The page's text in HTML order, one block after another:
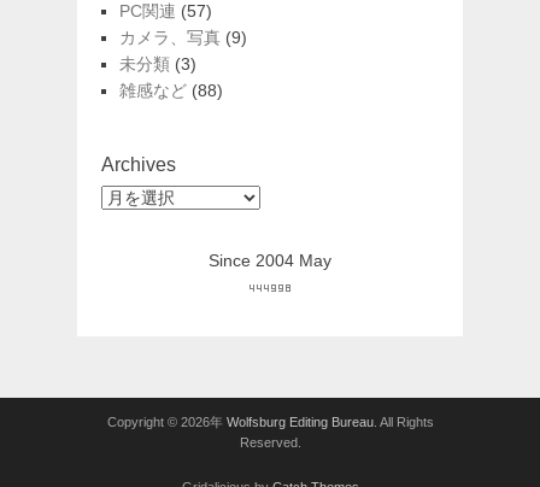
PC関連 (57)
カメラ、写真 (9)
未分類 (3)
雑感など (88)
Archives
Archives
Since 2004 May
Copyright © 2026年 Wolfsburg Editing Bureau. All Rights
Reserved.